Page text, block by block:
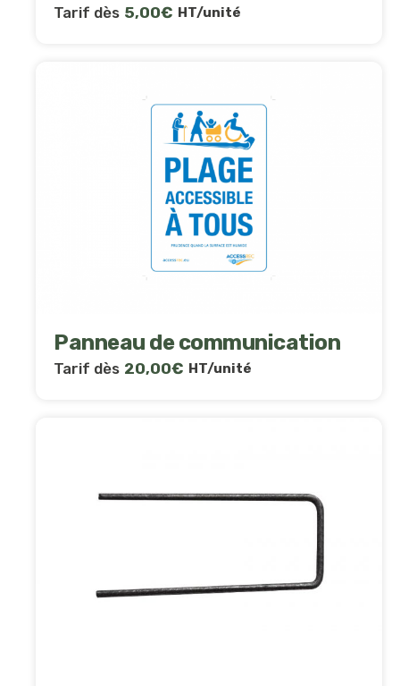
Tarif dès 5,00€ HT/unité
Panneau de communication
Tarif dès 20,00€ HT/unité